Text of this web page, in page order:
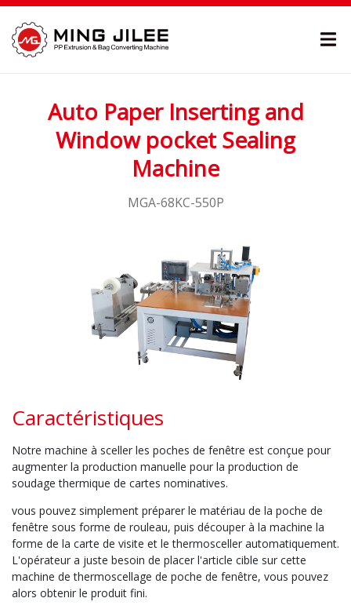
Auto Paper Inserting and
Window pocket Sealing
Machine
MGA-68KC-550P
Caractéristiques
Notre machine à sceller les poches de fenêtre est conçue pour
augmenter la production manuelle pour la production de
soudage thermique de cartes nominatives.
vous pouvez simplement préparer le matériau de la poche de
fenêtre sous forme de rouleau, puis découper à la machine la
forme de la carte de visite et le thermosceller automatiquement.
L'opérateur a juste besoin de placer l'article cible sur cette
machine de thermoscellage de poche de fenêtre, vous pouvez
alors obtenir le produit fini.